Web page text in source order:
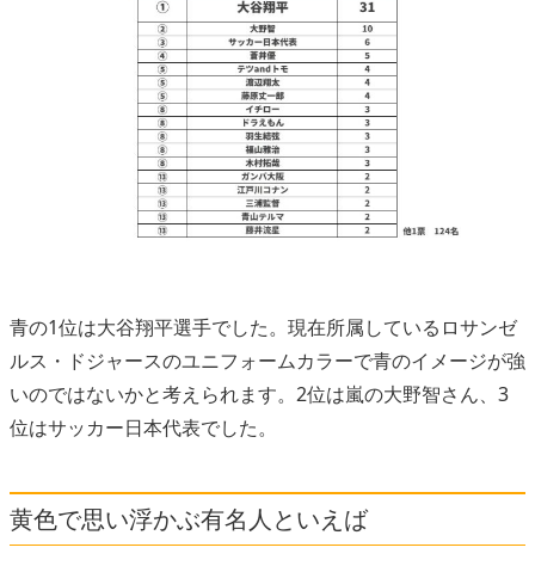
青の1位は大谷翔平選手でした。現在所属しているロサンゼ
ルス・ドジャースのユニフォームカラーで青のイメージが強
いのではないかと考えられます。2位は嵐の大野智さん、3
位はサッカー日本代表でした。
黄色で思い浮かぶ有名人といえば